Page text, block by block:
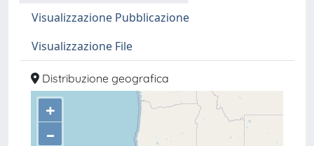
Visualizzazione Pubblicazione
Visualizzazione File
Distribuzione geografica
+
–